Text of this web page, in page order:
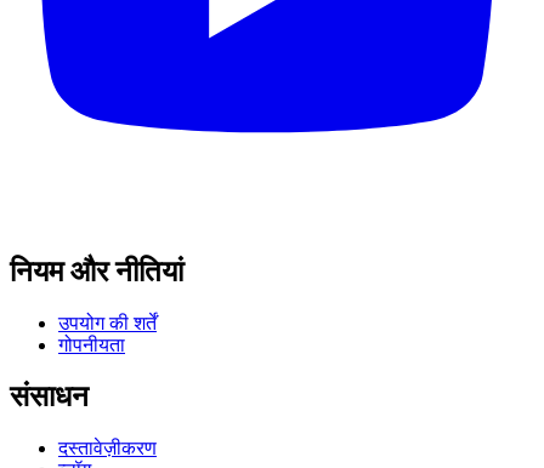
नियम और नीतियां
उपयोग की शर्तें
गोपनीयता
संसाधन
दस्तावेज़ीकरण